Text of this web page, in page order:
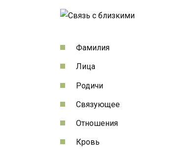
Фамилия
Лица
Родичи
Связующее
Отношения
Кровь